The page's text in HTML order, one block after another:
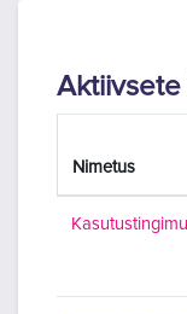
Aktiivsete
Nimetus